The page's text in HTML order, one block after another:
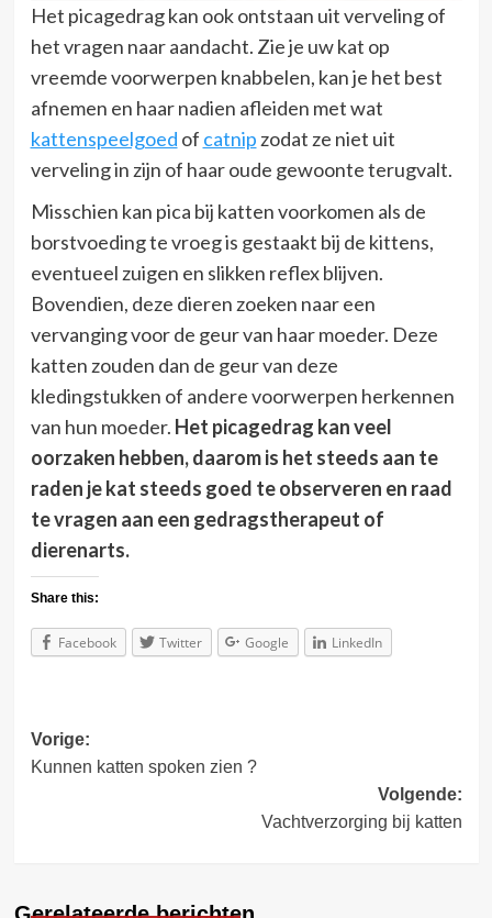
Het picagedrag kan ook ontstaan uit verveling of
het vragen naar aandacht. Zie je uw kat op
vreemde voorwerpen knabbelen, kan je het best
afnemen en haar nadien afleiden met wat
kattenspeelgoed of catnip zodat ze niet uit
verveling in zijn of haar oude gewoonte terugvalt.
Misschien kan pica bij katten voorkomen als de
borstvoeding te vroeg is gestaakt bij de kittens,
eventueel zuigen en slikken reflex blijven.
Bovendien, deze dieren zoeken naar een
vervanging voor de geur van haar moeder. Deze
katten zouden dan de geur van deze
kledingstukken of andere voorwerpen herkennen
van hun moeder. Het picagedrag kan veel
oorzaken hebben, daarom is het steeds aan te
raden je kat steeds goed te observeren en raad
te vragen aan een gedragstherapeut of
dierenarts.
Share this:
Facebook Twitter Google LinkedIn
Bericht
navigatie
Vorige:
Kunnen katten spoken zien ?
Volgende:
Vachtverzorging bij katten